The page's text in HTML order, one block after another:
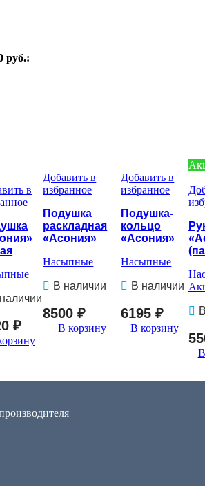
руб.:
в
₽
Добавить в
избранное
Подушка
раскладная
«Асония»
Насыпные
В наличии
8500₽
В корзину
Добавить в
избранное
Подушка-
кольцо
«Асония»
Насыпные
В наличии
6195₽
В корзину